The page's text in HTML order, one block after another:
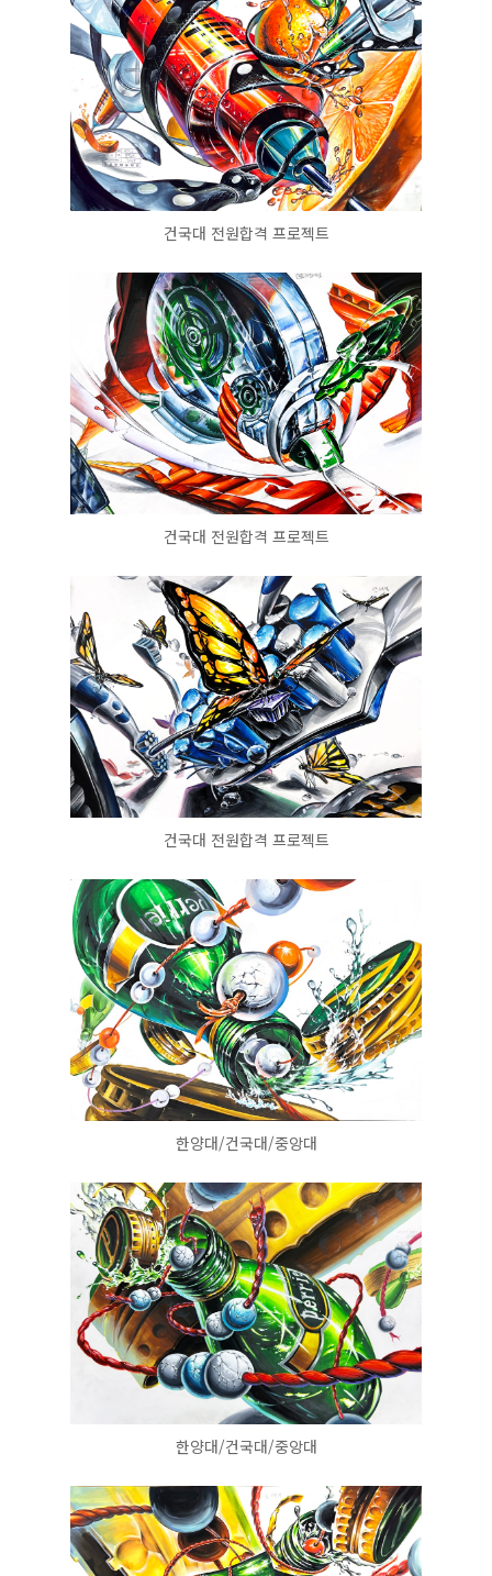
건국대 전원합격 프로젝트
건국대 전원합격 프로젝트
건국대 전원합격 프로젝트
한양대/건국대/중앙대
한양대/건국대/중앙대